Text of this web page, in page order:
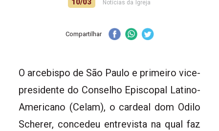
10/03 Notícias da Igreja
Compartilhar
O arcebispo de São Paulo e primeiro vice-
presidente do Conselho Episcopal Latino-
Americano (Celam), o cardeal dom Odilo
Scherer, concedeu entrevista na qual faz